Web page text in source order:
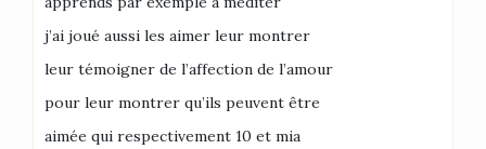
j’ai joué aussi les aimer leur montrer
leur témoigner de l’affection de l’amour
pour leur montrer qu’ils peuvent être
aimée qui respectivement 10 et mia